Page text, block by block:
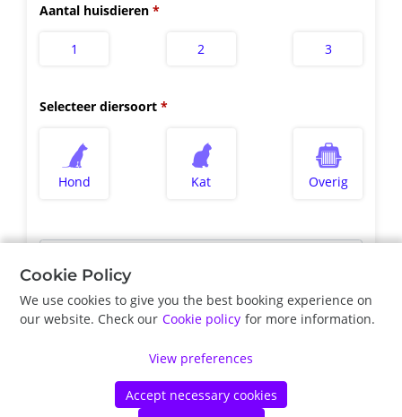
Aantal huisdieren
1 2 3
Selecteer diersoort
Hond Kat Overig
Kort e-consult medisch advies - 15min
Vetstoria2026 Cookie Policy
Cookie Policy
We use cookies to give you the best booking experience on
our website. Check our Cookie policy for more information.
View preferences
Accept necessary cookies